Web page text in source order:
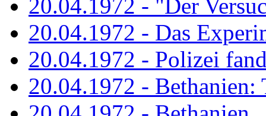
20.04.1972 - "Der
20.04.1972 - Das
20.04.1972 - Polizei
20.04.1972 - Bethanien: